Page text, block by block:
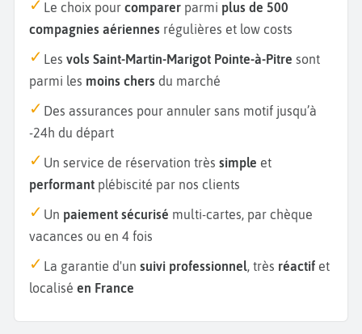
Le choix pour comparer parmi plus de 500
compagnies aériennes régulières et low costs
Les vols Saint-Martin-Marigot Pointe-à-Pitre sont
parmi les moins chers du marché
Des assurances pour annuler sans motif jusqu’à
-24h du départ
Un service de réservation très simple et
performant plébiscité par nos clients
Un paiement sécurisé multi-cartes, par chèque
vacances ou en 4 fois
La garantie d'un suivi professionnel, très réactif et
localisé en France